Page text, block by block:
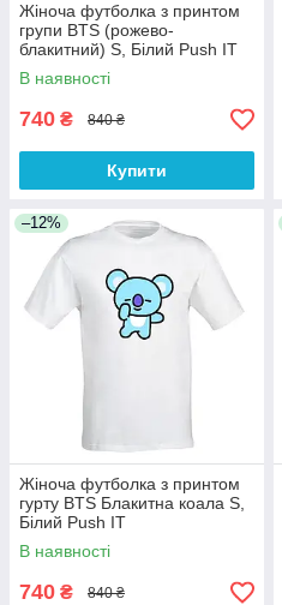
Жіноча футболка з принтом
групи BTS (рожево-
блакитний) S, Білий Push IT
В наявності
740 ₴ 840 ₴
Купити
–12%
Жіноча футболка з принтом
гурту BTS Блакитна коала S,
Білий Push IT
В наявності
740 ₴ 840 ₴